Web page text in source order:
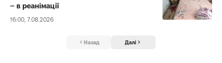
– в реанімації
16:00, 7.08.2026
Назад Далі